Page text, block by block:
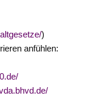
)
anfühlen: